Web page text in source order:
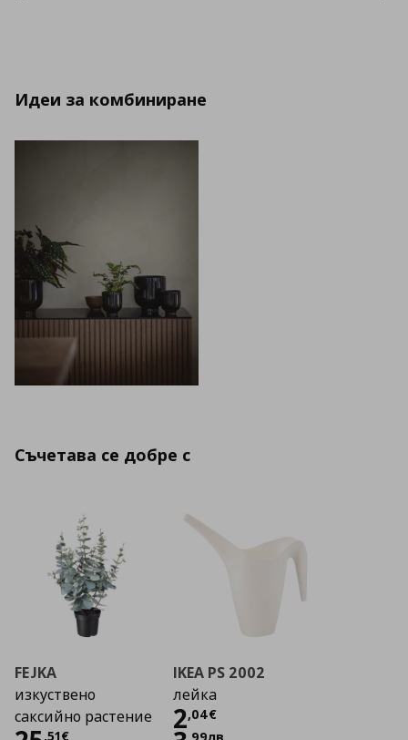
Идеи за комбиниране
Съчетава се добре с
FEJKA
изкуствено
саксийно растение
,51€
IKEA PS 2002
лейка
2,04€
Цена